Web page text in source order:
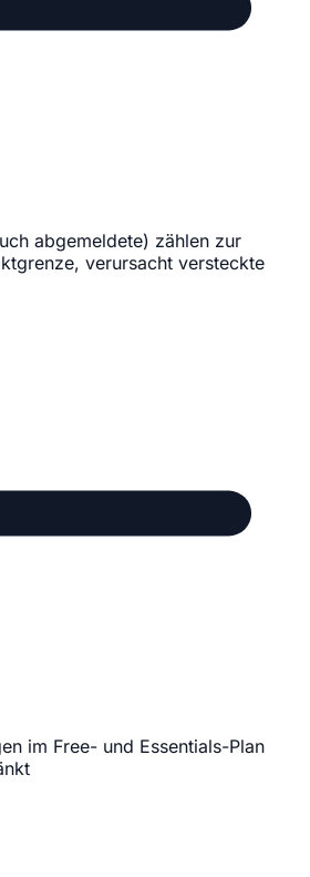
abgemeldete) zählen zur
verursacht versteckte
im Free- und Essentials-Plan